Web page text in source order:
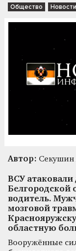
Общество Новости
Автор: Секушин
ВСУ атаковали
Белгородской
водитель.
мозговой
областную
Вооружённые